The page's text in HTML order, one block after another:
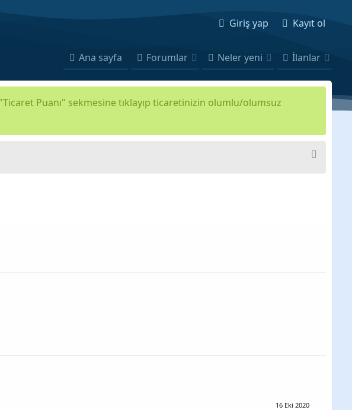
Giriş yap Kayıt ol
Ana sayfa Forumlar Neler yeni İlanlar
Puanı" sekmesine tıklayıp ticaretinizin olumlu/olumsuz
16 Eki 2020